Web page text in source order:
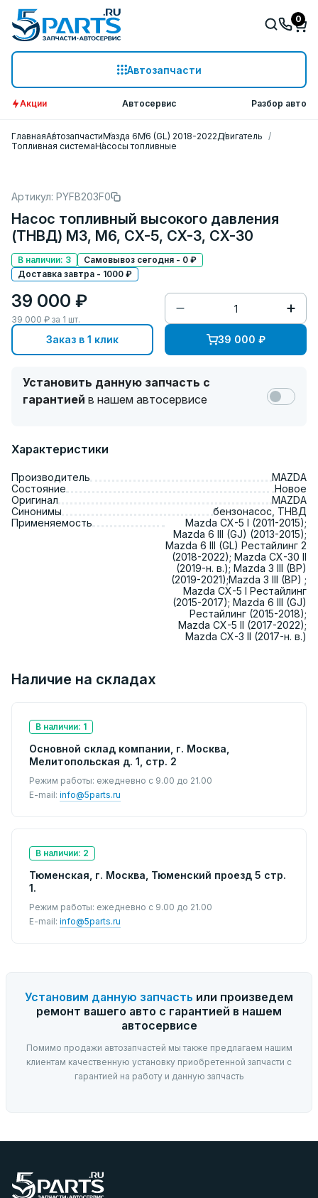
Автозапчасти
0
Акции Автосервис Разбор авто
ГлавнаяАвтозапчастиМазда 6M6 (GL) 2018-2022Двигатель
Топливная системаНасосы топливные
Артикул: PYFB203F0
Насос топливный высокого давления
(ТНВД) M3, M6, CX-5, CX-3, CX-30
В наличии: 3
Самовывоз сегодня - 0 ₽
Доставка завтра - 1000 ₽
39 000 ₽
39 000 ₽ за 1 шт.
Заказ в 1 клик 39 000 ₽
Установить данную запчасть с
гарантией в нашем автосервисе
Характеристики
Производитель
MAZDA
Состояние
Новое
Оригинал
MAZDA
Синонимы
бензонасос, ТНВД
Применяемость
Mazda CX-5 I (2011-2015);
Mazda 6 III (GJ) (2013-2015);
Mazda 6 III (GL) Рестайлинг 2
(2018-2022); Mazda CX-30 II
(2019-н. в.); Mazda 3 III (BP)
(2019-2021);Mazda 3 III (BP) ;
Mazda CX-5 I Рестайлинг
(2015-2017); Mazda 6 III (GJ)
Рестайлинг (2015-2018);
Mazda CX-5 II (2017-2022);
Mazda CX-3 II (2017-н. в.)
Наличие на складах
В наличии: 1
Основной склад компании, г. Москва,
Мелитопольская д. 1, стр. 2
Режим работы: ежедневно с 9.00 до 21.00
E-mail: info@5parts.ru
В наличии: 2
Тюменская, г. Москва, Тюменский проезд 5 стр.
1.
Режим работы: ежедневно с 9.00 до 21.00
E-mail: info@5parts.ru
Установим данную запчасть или произведем
ремонт вашего авто с гарантией в нашем
автосервисе
Помимо продажи автозапчастей мы также предлагаем нашим
клиентам качественную установку приобретенной запчасти с
гарантией на работу и данную запчасть